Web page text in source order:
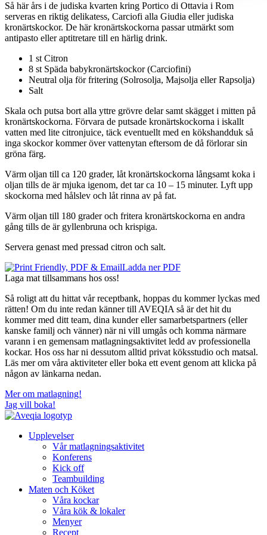
Så här års i de judiska kvarten kring Portico di Ottavia i Rom
serveras en riktig delikatess, Carciofi alla Giudia eller judiska
kronärtskockor. De här kronärtskockorna passar utmärkt som
antipasto eller aptitretare till en härlig drink.
1 st Citron
8 st Späda babykronärtskockor (Carciofini)
Neutral olja för fritering (Solrosolja, Majsolja eller Rapsolja)
Salt
Skala och putsa bort alla yttre grövre delar samt skägget i mitten på
kronärtskockorna. Förvara de putsade kronärtskockorna i iskallt
vatten med lite citronjuice, täck eventuellt med en kökshandduk så
inga skockor kommer över vattenytan eftersom de då förlorar sin
gröna färg.
Värm oljan till ca 120 grader, låt kronärtskockorna långsamt koka i
oljan tills de är mjuka igenom, det tar ca 10 – 15 minuter. Lyft upp
skockorna med hålslev och låt rinna av på fat.
Värm oljan till 180 grader och fritera kronärtskockorna en andra
gång tills de är gyllenbruna och krispiga.
Servera genast med pressad citron och salt.
Ladda ner PDF
Laga mat tillsammans hos oss!
Så roligt att du hittat vår receptbank, hoppas du kommer lyckas med
rätten! Om du inte redan känner till AVEQIA så är det hit du
kommer med ditt team, dina kunder eller samarbetspartners (eller
kanske familj och vänner) när ni vill umgås och komma närmare
varann i en gemensam matlagningsaktivitet ledd av professionella
kockar. Hos oss har ni dessutom alltid privat köksstudio och matsal.
Läs mer om våra aktiviteter eller boka ett event genom att klicka på
någon av länkarna nedan.
Mer om matlagning!
Jag vill boka!
Upplevelser
Vår matlagningsaktivitet
Konferens
Kick off
Teambuilding
Maten och Köket
Våra kockar
Våra kök & lokaler
Menyer
Recept